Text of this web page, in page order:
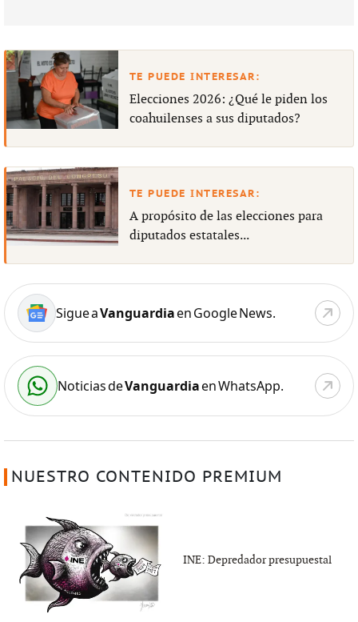
Elecciones 2026: ¿Qué le piden los
coahuilenses a sus diputados?
A propósito de las elecciones para
diputados estatales...
Sigue aVanguardiaen Google News.
Noticias deVanguardiaen WhatsApp.
NUESTRO CONTENIDO PREMIUM
INE: Depredador presupuestal